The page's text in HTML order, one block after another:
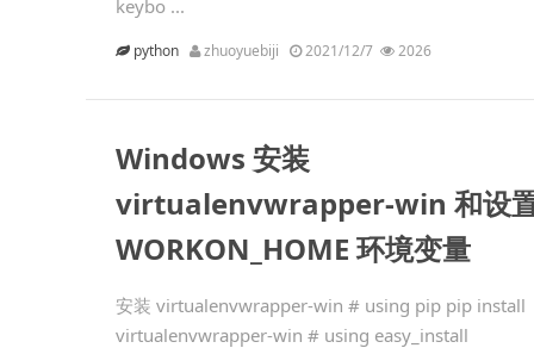
keybo ...
python zhuoyuebiji 2021/12/7 2026
Windows 安装
virtualenvwrapper-win 和设
WORKON_HOME 环境变量
安装 virtualenvwrapper-win # using pip pip install
virtualenvwrapper-win # using easy_install